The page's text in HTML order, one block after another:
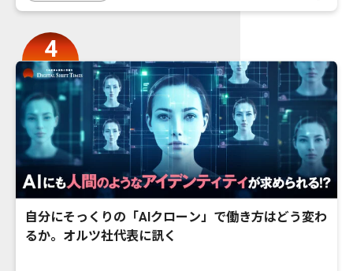
自分にそっくりの「AIクローン」で働き方はどう変わ
るか。オルツ社代表に訊く